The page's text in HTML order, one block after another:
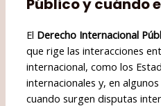
Público y cuándo
El Derecho Internacional
que rige las interacciones
internacional, como los
internacionales y, en
cuando surgen disputas